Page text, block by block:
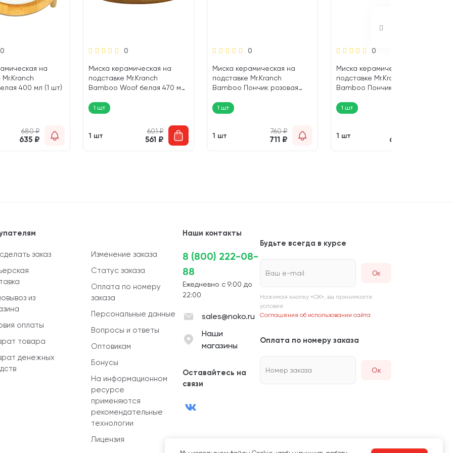
0
на
400 мл (1 шт)
680₽
635 ₽
0
Миска керамическая на
подставке Mr.Kranch
Bamboo Woof белая 470 мл
1 шт
1 шт
601₽
561 ₽
0
Миска керамическая на
подставке Mr.Kranch
Bamboo Пончик розовая
1 шт
1 шт
760₽
711 ₽
0
Миска керамическая на
подставке Mr.Kranch
Bamboo Пончик голубая 250
1 шт
1 шт 648
заказ
из
оплаты
товара
денежных
Изменение заказа
Статус заказа
Оплата по номеру
заказа
Персональные данные
Вопросы и ответы
Оптовикам
Бонусы
На информационном
ресурсе
применяются
рекомендательные
технологии
Лицензия
Наши контакты
8 (800) 222-08-
88
Ежедневно с 9:00 до
22:00
sales@noko.ru
Наши
магазины
Оставайтесь на
связи
Будьте всегда в курсе
Ваш e-mail
Нажимая кнопку «ОК», вы принимаете
условия
Соглашения об использовании сайта
Оплата по номеру заказа
Номер заказа Ок